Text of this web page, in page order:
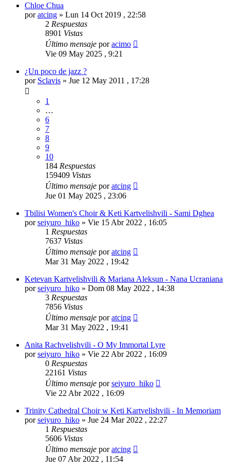
Chloe Chua
poratcing » Lun 14 Oct 2019 , 22:58
2 Respuestas
8901 Vistas
Último mensaje poracimo
Vie 09 May 2025 , 9:21
¿Un poco de jazz ?
por Sclavis » Jue 12 May 2011 , 17:28
1
…
6
7
8
9
10
184 Respuestas
159409 Vistas
Último mensaje poratcing
Jue 01 May 2025 , 23:06
Tbilisi Women's Choir & Keti Kartvelishvili - Sami Dghea
porseiyuro_hiko » Vie 15 Abr 2022 , 16:05
1 Respuestas
7637 Vistas
Último mensaje poratcing
Mar 31 May 2022 , 19:42
Ketevan Kartvelishvili & Mariana Aleksun - Nana Ucraniana
porseiyuro_hiko » Dom 08 May 2022 , 14:38
3 Respuestas
7856 Vistas
Último mensaje poratcing
Mar 31 May 2022 , 19:41
Anita Rachvelishvili - O My Immortal Lyre
porseiyuro_hiko » Vie 22 Abr 2022 , 16:09
0 Respuestas
22161 Vistas
Último mensaje porseiyuro_hiko
Vie 22 Abr 2022 , 16:09
Trinity Cathedral Choir w Keti Kartvelishvili - In Memoriam
porseiyuro_hiko » Jue 24 Mar 2022 , 22:27
1 Respuestas
5606 Vistas
Último mensaje poratcing
Jue 07 Abr 2022 , 11:54